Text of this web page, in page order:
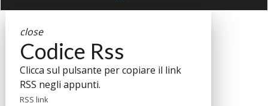
close
Codice Rss
Clicca sul pulsante per copiare il link
RSS negli appunti.
RSS link